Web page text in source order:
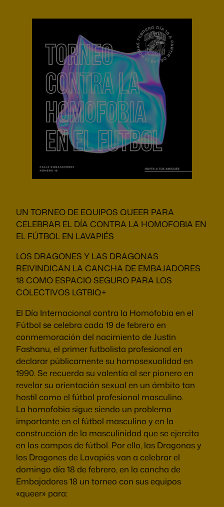
UN TORNEO DE EQUIPOS QUEER PARA
CELEBRAR EL DÍA CONTRA LA HOMOFOBIA EN
EL FÚTBOL EN LAVAPIÉS
LOS DRAGONES Y LAS DRAGONAS
REIVINDICAN LA CANCHA DE EMBAJADORES
18 COMO ESPACIO SEGURO PARA LOS
COLECTIVOS LGTBIQ+
El Día Internacional contra la Homofobia en el
Fútbol se celebra cada 19 de febrero en
conmemoración del nacimiento de Justin
Fashanu, el primer futbolista profesional en
declarar públicamente su homosexualidad en
1990. Se recuerda su valentía al ser pionero en
revelar su orientación sexual en un ámbito tan
hostil como el fútbol profesional masculino.
La homofobia sigue siendo un problema
importante en el fútbol masculino y en la
construcción de la masculinidad que se ejercita
en los campos de fútbol. Por ello, las Dragonas y
los Dragones de Lavapiés van a celebrar el
domingo día 18 de febrero, en la cancha de
Embajadores 18 un torneo con sus equipos
«queer» para: